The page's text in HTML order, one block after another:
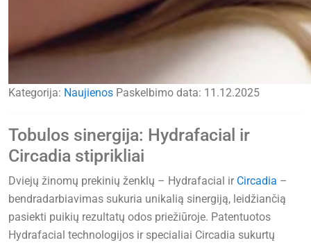
Kategorija: Naujienos Paskelbimo data: 11.12.2025
Tobulos sinergija: Hydrafacial ir
Circadia stiprikliai
Dviejų žinomų prekinių ženklų – Hydrafacial ir Circadia –
bendradarbiavimas sukuria unikalią sinergiją, leidžiančią
pasiekti puikių rezultatų odos priežiūroje. Patentuotos
Hydrafacial technologijos ir specialiai Circadia sukurtų